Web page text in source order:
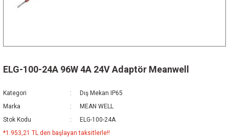
ELG-100-24A 96W 4A 24V Adaptör Meanwell
Kategori
Dış Mekan IP65
Marka
MEAN WELL
Stok Kodu
ELG-100-24A
*1.953,21 TL den başlayan taksitlerle!!